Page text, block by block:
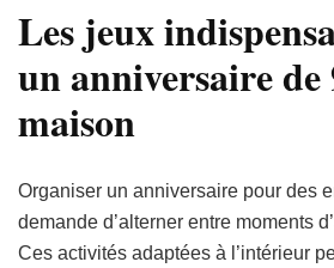
Les jeux
un anniversaire de
maison
Organiser un anniversaire pour des
demande d’alterner entre moments
Ces activités adaptées à l’intérieur